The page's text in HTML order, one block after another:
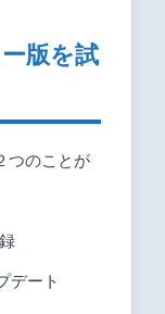
版を試
つのことが
デート